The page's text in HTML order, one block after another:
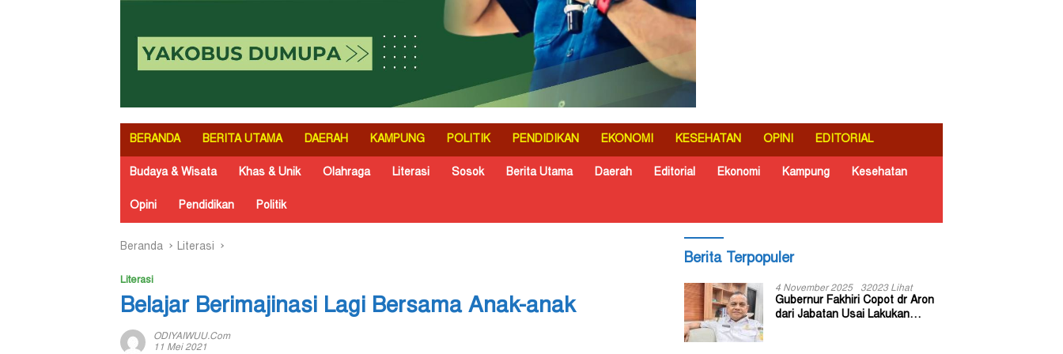
BERANDA BERITA UTAMA DAERAH KAMPUNG POLITIK PENDIDIKAN EKONOMI KESEHATAN OPINI EDITORIAL
Budaya & Wisata Khas & Unik Olahraga Literasi Sosok Berita Utama Daerah Editorial Ekonomi Kampung Kesehatan
Opini Pendidikan Politik
Beranda Literasi
Literasi
Belajar Berimajinasi Lagi Bersama Anak-anak
ODIYAIWUU.com
11 Mei 2021
Berita Terpopuler
4 November 2025 32023 Lihat
Gubernur Fakhiri Copot dr Aron
dari Jabatan Usai Lakukan